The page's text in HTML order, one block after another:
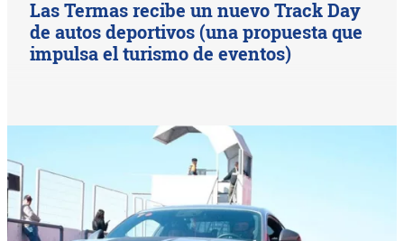
Las Termas recibe un nuevo Track Day
de autos deportivos (una propuesta que
impulsa el turismo de eventos)